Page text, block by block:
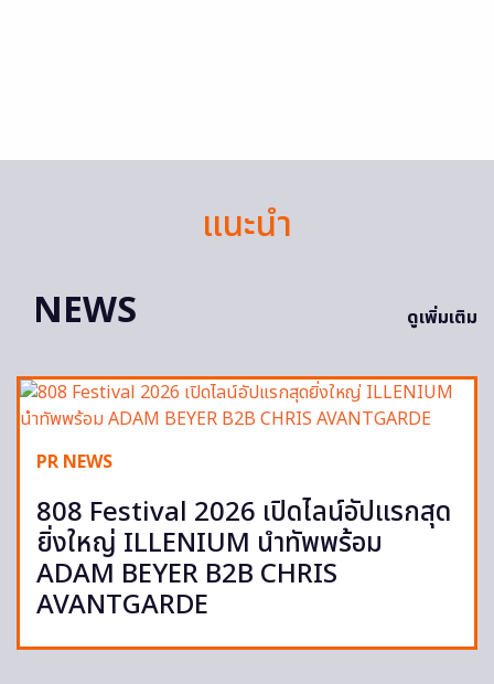
แนะนำ
NEWS
ดูเพิ่มเติม
PR NEWS
808 Festival 2026 เปิดไลน์อัปแรกสุด
ยิ่งใหญ่ ILLENIUM นำทัพพร้อม
ADAM BEYER B2B CHRIS
AVANTGARDE